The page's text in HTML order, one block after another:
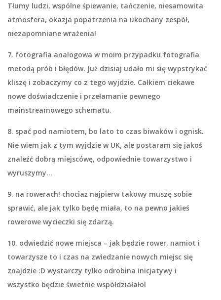
Tłumy ludzi, wspólne śpiewanie, tańczenie, niesamowita
atmosfera, okazja popatrzenia na ukochany zespół,
niezapomniane wrażenia!
7. fotografia analogowa w moim przypadku fotografia
metodą prób i błędów. Już dzisiaj udało mi się wypstrykać
kliszę i zobaczymy co z tego wyjdzie. Całkiem ciekawe
nowe doświadczenie i przełamanie pewnego
mainstreamowego schematu.
8. spać pod namiotem, bo lato to czas biwaków i ognisk.
Nie wiem jak z tym wyjdzie w UK, ale postaram się jakoś
znaleźć dobrą miejscówę, odpowiednie towarzystwo i
wyruszymy…
9. na rowerach! chociaż najpierw takowy muszę sobie
sprawić, ale jak tylko będę miała, to na pewno jakieś
rowerowe wycieczki się zdarzą.
10. odwiedzić nowe miejsca – jak będzie rower, namiot i
towarzysze to i czas na zwiedzanie nowych miejsc się
znajdzie :D wystarczy tylko odrobina inicjatywy i
wszystko będzie świetnie współdziałało!